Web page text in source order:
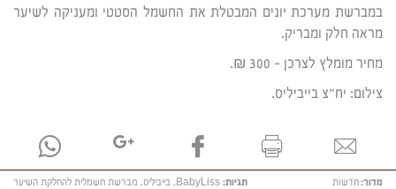
במברשת מערכת יונים המבטלת את החשמל הסטטי ומעניקה לשיער
מראה חלק ומבריק.
מחיר מומלץ לצרכן – 300 ₪.
צילום: יח"צ בייביליס.
תגיות: BabyLiss
, בייביליס, מברשת חשמלית להחלקת השיער מדור:חדשות